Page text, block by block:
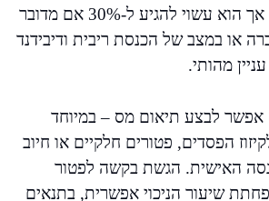
או הפרשי הצמדה), אך הוא עשוי להגיע ל-30% אם מדובר
או במצב של הכנסת ריבית ודיבידנד
מהותי.
לבצע תיאום מס – במיוחד
הפסדים, פטורים חלקיים או חיוב
האישית. הגשת בקשה לפטור
שיעור הניכוי אפשרית, בתנאים